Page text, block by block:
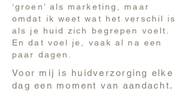
‘groen’ als marketing, maar
omdat ik weet wat het verschil is
als je huid zich begrepen voelt.
En dat voel je, vaak al na een
paar dagen.
Voor mij is huidverzorging elke
dag een moment van aandacht.